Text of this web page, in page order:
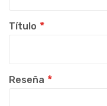
Título
Reseña